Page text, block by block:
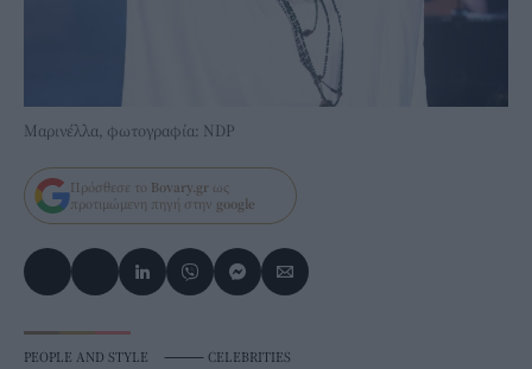
Μαρινέλλα, φωτογραφία: NDP
Πρόσθεσε το Bovary.gr ως
προτιμώμενη πηγή στην google
PEOPLE AND STYLE ⸻ CELEBRITIES